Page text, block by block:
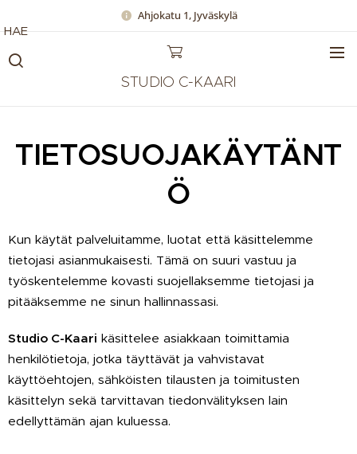
Ahjokatu 1, Jyväskylä
STUDIO C-KAARI
HAE
TIETOSUOJAKÄYTÄNT
Ö
Kun käytät palveluitamme, luotat että käsittelemme
tietojasi asianmukaisesti. Tämä on suuri vastuu ja
työskentelemme kovasti suojellaksemme tietojasi ja
pitääksemme ne sinun hallinnassasi.
Studio C-Kaari käsittelee asiakkaan toimittamia
henkilötietoja, jotka täyttävät ja vahvistavat
käyttöehtojen, sähköisten tilausten ja toimitusten
käsittelyn sekä tarvittavan tiedonvälityksen lain
edellyttämän ajan kuluessa.